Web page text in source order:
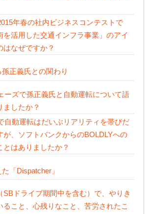
年春の社内ビジネスコンテストで
を活用した交通インフラ事業」のアイ
はなぜですか？
正義氏との関わり
ズで孫正義氏と自動運転について語
ましたか？
動運転はだいぶリアリティを帯びだ
が、ソフトバンクからのBOLDLYへの
とはありましたか？
「Dispatcher」
ドライブ期間中を含む）で、やりき
ること、心残りなこと、苦労されたこ